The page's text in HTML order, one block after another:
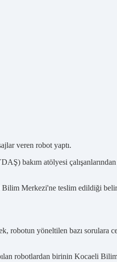
veren robot yaptı.
bakım atölyesi
Merkezi'ne teslim edildiği
yöneltilen bazı sorulara
robotlardan birinin Kocaeli